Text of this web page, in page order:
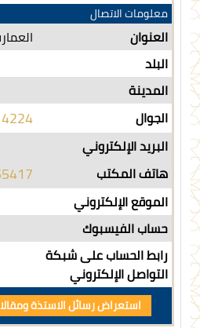
معلومات الاتصال
العنوان
البلد
المدينة
الجوال
البريد الإلكتروني
هاتف المكتب
الموقع الإلكتروني
حساب الفيسبوك
رابط الحساب على شبكة
التواصل الإلكتروني